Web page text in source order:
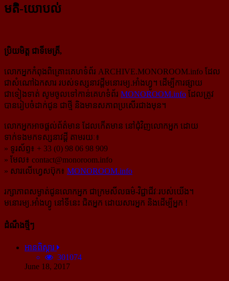
មតិ-យោបល់
ប្រិយមិត្ត ជាទីមេត្រី,
លោកអ្នកកំពុងពិគ្រោះគេហទំព័រ ARCHIVE.MONOROOM.info ដែល
ជាសំណៅឯកសារ របស់ទស្សនាវដ្ដីមនោរម្យ.អាំងហ្វូ។ ដើម្បីការផ្សាយ
ជាទៀងទាត់ សូមចូលទៅកាន់​គេហទំព័រ MONOROOM.info ដែលត្រូវ
បានរៀបចំដាក់ជូន ជាថ្មី និងមានសភាពប្រសើរជាងមុន។
លោកអ្នកអាចផ្ដល់ព័ត៌មាន ដែលកើតមាន នៅជុំវិញលោកអ្នក ដោយ
ទាក់ទងមកទស្សនាវដ្ដី តាមរយៈ៖
» ទូរស័ព្ទ៖ + 33 (0) 98 06 98 909
» មែល៖ contact@monoroom.info
» សារលើហ្វេសប៊ុក៖ MONOROOM.info
រក្សាភាពសម្ងាត់ជូនលោកអ្នក ជាក្រមសីលធម៌-​វិជ្ជាជីវៈ​របស់យើង។
មនោរម្យ.អាំងហ្វូ នៅទីនេះ ជិតអ្នក ដោយសារអ្នក និងដើម្បីអ្នក !
ដំណឹងថ្មីៗ
អានពិស្ដារ
301074
June 18, 2017